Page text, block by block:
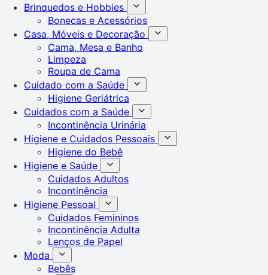
Brinquedos e Hobbies
Bonecas e Acessórios
Casa, Móveis e Decoração
Cama, Mesa e Banho
Limpeza
Roupa de Cama
Cuidado com a Saúde
Higiene Geriátrica
Cuidados com a Saúde
Incontinência Urinária
Higiene e Cuidados Pessoais
Higiene do Bebê
Higiene e Saúde
Cuidados Adultos
Incontinência
Higiene Pessoal
Cuidados Femininos
Incontinência Adulta
Lenços de Papel
Moda
Bebês